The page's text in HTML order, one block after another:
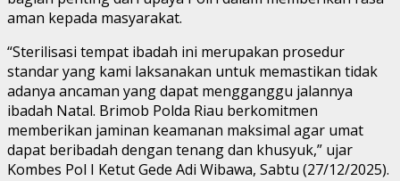
aman kepada masyarakat.
“Sterilisasi tempat ibadah ini merupakan prosedur
standar yang kami laksanakan untuk memastikan tidak
adanya ancaman yang dapat mengganggu jalannya
ibadah Natal. Brimob Polda Riau berkomitmen
memberikan jaminan keamanan maksimal agar umat
dapat beribadah dengan tenang dan khusyuk,” ujar
Kombes Pol I Ketut Gede Adi Wibawa, Sabtu (27/12/2025).